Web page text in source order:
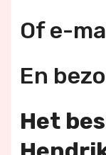
Of e-
En
Het